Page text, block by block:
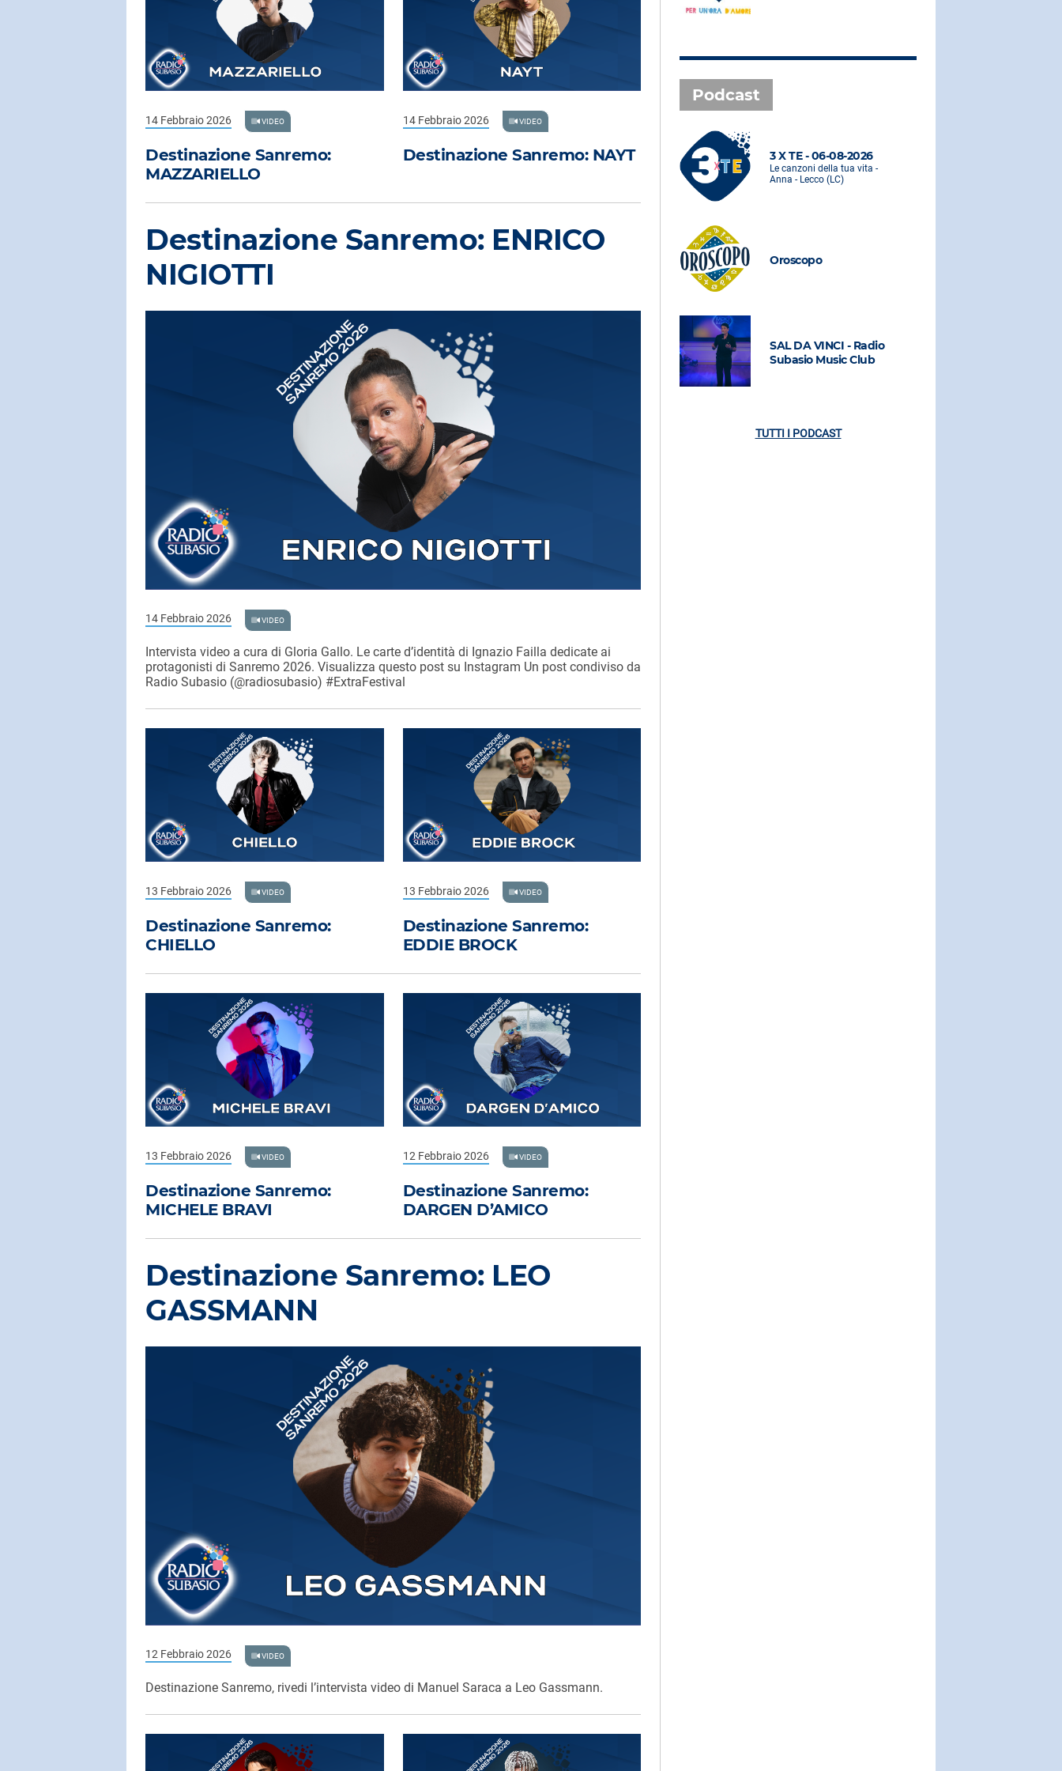
Destinazione Sanremo:
MAZZARIELLO
14 Febbraio 2026 VIDEO
Destinazione Sanremo: NAYT
14 Febbraio 2026 VIDEO
Destinazione Sanremo: ENRICO
NIGIOTTI
14 Febbraio 2026 VIDEO
Intervista video a cura di Gloria Gallo. Le carte d’identità di Ignazio Failla dedicate ai
protagonisti di Sanremo 2026. Visualizza questo post su Instagram Un post condiviso da
Radio Subasio (@radiosubasio) #ExtraFestival
Destinazione Sanremo:
CHIELLO
13 Febbraio 2026 VIDEO
Destinazione Sanremo:
EDDIE BROCK
13 Febbraio 2026 VIDEO
Destinazione Sanremo:
MICHELE BRAVI
13 Febbraio 2026 VIDEO
Destinazione Sanremo:
DARGEN D’AMICO
12 Febbraio 2026 VIDEO
Destinazione Sanremo: LEO
GASSMANN
12 Febbraio 2026 VIDEO
Destinazione Sanremo, rivedi l’intervista video di Manuel Saraca a Leo Gassmann.
Podcast
3 X TE - 06-08-2026 3 X TE - 06-08-2026
Le canzoni della tua vita -
Anna - Lecco (LC)
Oroscopo
SAL DA VINCI - Radio
Subasio Music Club
TUTTI I PODCAST